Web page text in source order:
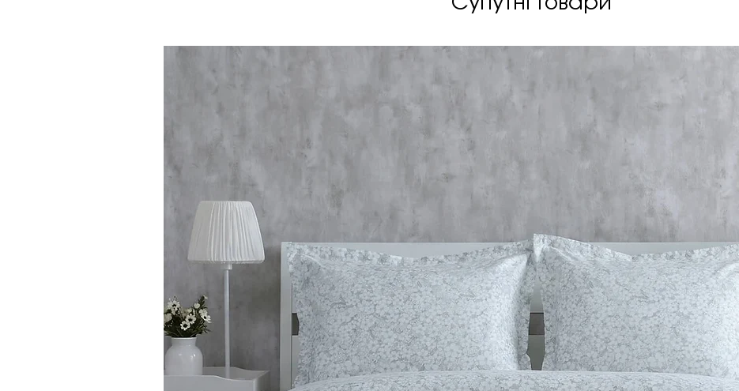
· висота матраца 34 см
Відновіть своє тіло
відчуття абсолютного
Разом з Brezza